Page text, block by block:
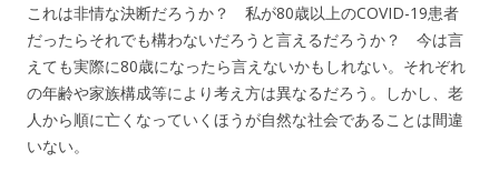
これは非情な決断だろうか？ 私が80歳以上のCOVID-19患者
だったらそれでも構わないだろうと言えるだろうか？ 今は言
えても実際に80歳になったら言えないかもしれない。それぞれ
の年齢や家族構成等により考え方は異なるだろう。しかし、老
人から順に亡くなっていくほうが自然な社会であることは間違
いない。